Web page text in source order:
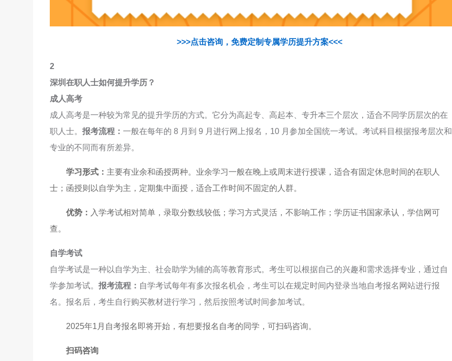
>>>点击咨询，免费定制专属学历提升方案<<<
2
深圳在职人士如何提升学历？
成人高考
成人高考是一种较为常见的提升学历的方式。它分为高起专、高起本、专升本三个层次，适合不同学历层次的在
职人士。 报考流程： 一般在每年的 8 月到 9 月进行网上报名，10 月参加全国统一考试。考试科目根据报考层次和
专业的不同而有所差异。
学习形式： 主要有业余和函授两种。业余学习一般在晚上或周末进行授课，适合有固定休息时间的在职人
士；函授则以自学为主，定期集中面授，适合工作时间不固定的人群。
优势： 入学考试相对简单，录取分数线较低；学习方式灵活，不影响工作；学历证书国家承认，学信网可
查。
自学考试
自学考试是一种以自学为主、社会助学为辅的高等教育形式。考生可以根据自己的兴趣和需求选择专业，通过自
学参加考试。 报考流程： 自学考试每年有多次报名机会，考生可以在规定时间内登录当地自考报名网站进行报
名。报名后，考生自行购买教材进行学习，然后按照考试时间参加考试。
2025年1月自考报名即将开始，有想要报名自考的同学，可扫码咨询。
扫码咨询